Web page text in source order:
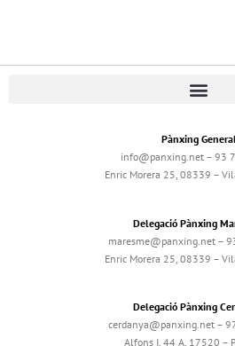
Pànxing
info@panxing.net – 93
Enric Morera 25, 08339 –
Delegació Pànxing
maresme@panxing.net –
Enric Morera 25, 08339 –
Delegació Pànxing
cerdanya@panxing.net –
Alfons I, 44 A, 17520 –